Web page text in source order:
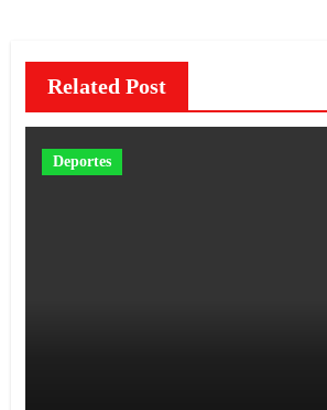
Related Post
Deportes